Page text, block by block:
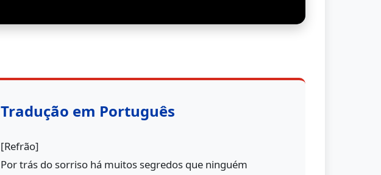
Tradução em Português
[Refrão]
Por trás do sorriso há muitos segredos que ninguém